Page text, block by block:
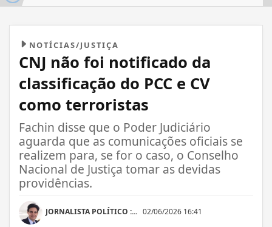
NOTÍCIAS/JUSTIÇA
CNJ não foi notificado da
classificação do PCC e CV
como terroristas
Fachin disse que o Poder Judiciário
aguarda que as comunicações oficiais se
realizem para, se for o caso, o Conselho
Nacional de Justiça tomar as devidas
providências.
JORNALISTA POLÍTICO :... 02/06/2026 16:41